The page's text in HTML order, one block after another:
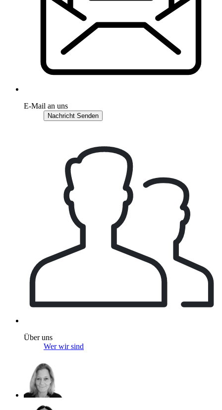
E-Mail an uns
Nachricht Senden
Über uns
Wer wir sind